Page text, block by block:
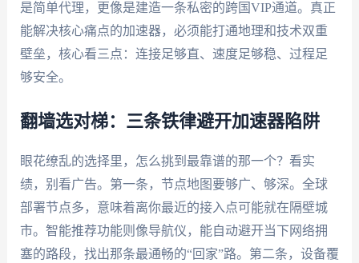
是简单代理，更像是建造一条私密的跨国VIP通道。真正
能解决核心痛点的加速器，必须能打通地理和技术双重
壁垒，核心看三点：连接足够直、速度足够稳、过程足
够安全。
翻墙选对梯：三条铁律避开加速器陷阱
眼花缭乱的选择里，怎么挑到最靠谱的那一个？看实
绩，别看广告。第一条，节点地图要够广、够深。全球
部署节点多，意味着离你最近的接入点可能就在隔壁城
市。智能推荐功能则像导航仪，能自动避开当下网络拥
塞的路段，找出那条最通畅的“回家”路。第二条，设备覆